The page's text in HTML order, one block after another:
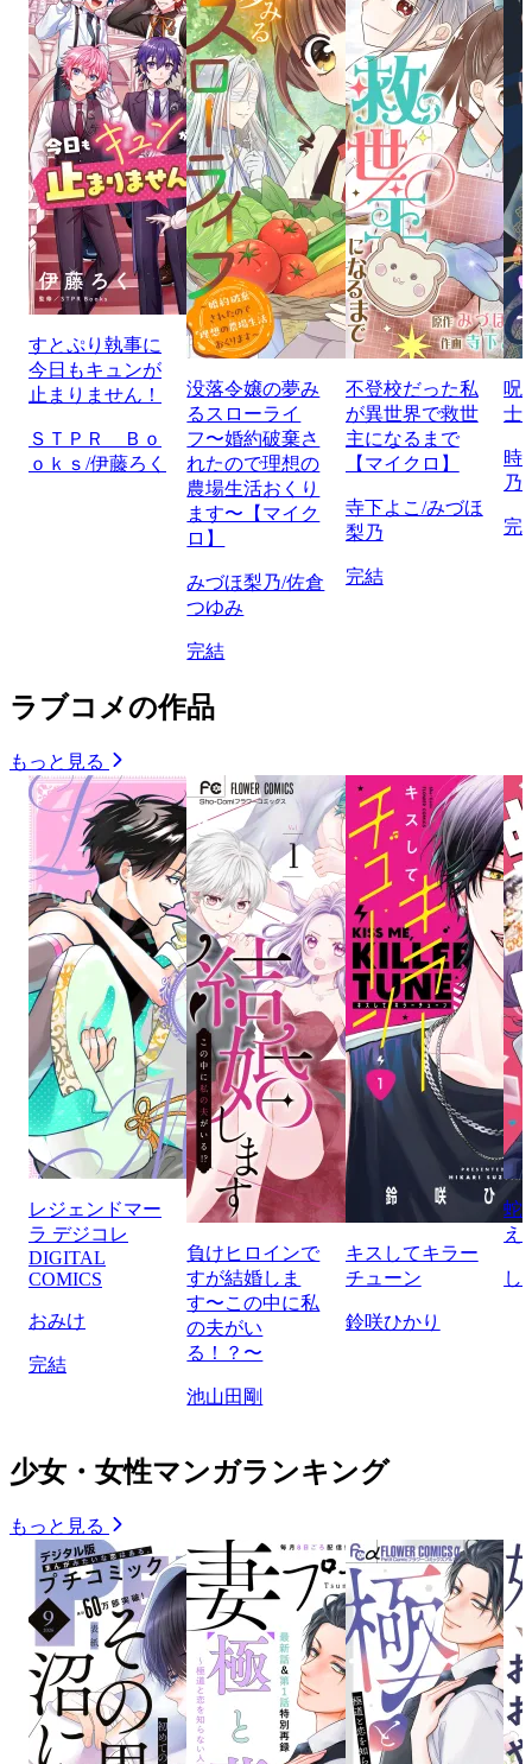
すとぷり執事に
今日もキュンが
止まりません！
ＳＴＰＲ Ｂｏ
ｏｋｓ/伊藤ろく
没落令嬢の夢み
るスローライ
フ〜婚約破棄さ
れたので理想の
農場生活おくり
ます〜【マイク
ロ】
みづほ梨乃/佐倉
つゆみ
完結
不登校だった私
が異世界で救世
主になるまで
【マイクロ】
寺下よこ/みづほ
梨乃
完結
呪
士
時
乃
完
ラブコメの作品
もっと見る
レジェンドマー
ラ デジコレ
DIGITAL
COMICS
おみけ
完結
負けヒロインで
すが結婚しま
す〜この中に私
の夫がい
る！？〜
池山田剛
キスしてキラー
チューン
鈴咲ひかり
蛇
え
し
少女・女性マンガランキング
もっと見る